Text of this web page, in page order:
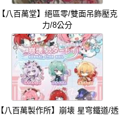
【八百萬堂】絕區零/雙面吊飾壓克
力/8公分
【八百萬製作所】崩壊 星穹鐵道/透